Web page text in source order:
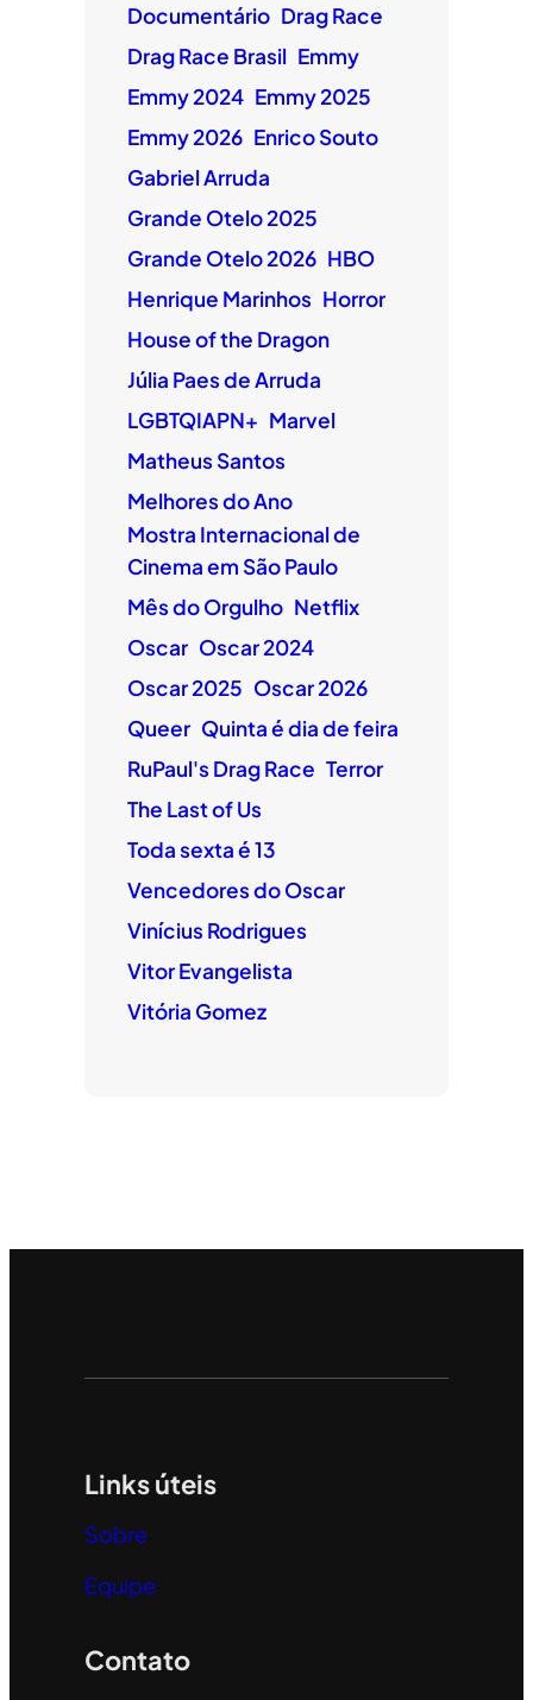
Documentário Drag Race
Drag Race Brasil Emmy
Emmy 2024 Emmy 2025
Emmy 2026 Enrico Souto
Gabriel Arruda
Grande Otelo 2025
Grande Otelo 2026 HBO
Henrique Marinhos Horror
House of the Dragon
Júlia Paes de Arruda
LGBTQIAPN+ Marvel
Matheus Santos
Melhores do Ano
Mostra Internacional de
Cinema em São Paulo
Mês do Orgulho Netflix
Oscar Oscar 2024
Oscar 2025 Oscar 2026
Queer Quinta é dia de feira
RuPaul's Drag Race Terror
The Last of Us
Toda sexta é 13
Vencedores do Oscar
Vinícius Rodrigues
Vitor Evangelista
Vitória Gomez
Links úteis
Sobre
Equipe
Contato